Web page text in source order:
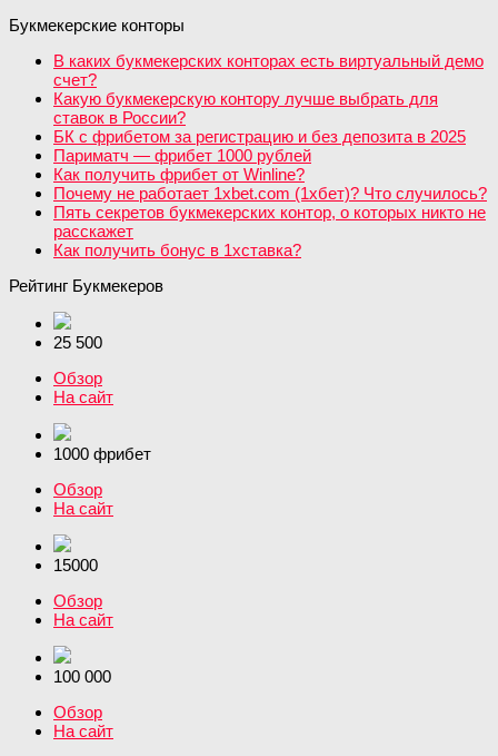
Букмекерские конторы
В каких букмекерских конторах есть виртуальный демо
счет?
Какую букмекерскую контору лучше выбрать для
ставок в России?
БК с фрибетом за регистрацию и без депозита в 2025
Париматч — фрибет 1000 рублей
Как получить фрибет от Winline?
Почему не работает 1xbet.com (1хбет)? Что случилось?
Пять секретов букмекерских контор, о которых никто не
расскажет
Как получить бонус в 1хставка?
Рейтинг Букмекеров
25 500
Обзор
На сайт
1000 фрибет
Обзор
На сайт
15000
Обзор
На сайт
100 000
Обзор
На сайт